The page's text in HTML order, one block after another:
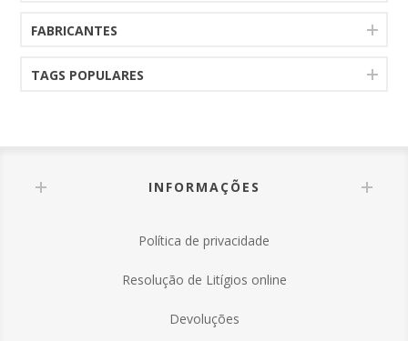
FABRICANTES
TAGS POPULARES
INFORMAÇÕES
Política de privacidade
Resolução de Litígios online
Devoluções